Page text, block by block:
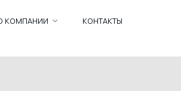
КОМПАНИИ КОНТАКТЫ